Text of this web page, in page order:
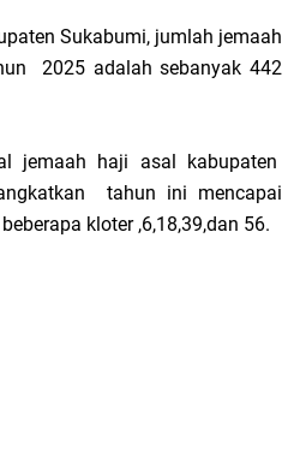
Sukabumi, jumlah jemaah
2025 adalah sebanyak 442
jemaah haji asal kabupaten
tahun ini mencapai
kloter ,6,18,39,dan 56.